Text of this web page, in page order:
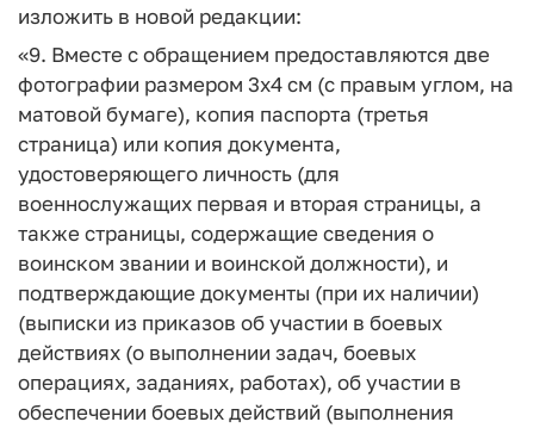
изложить в новой редакции:
«9. Вместе с обращением предоставляются две
фотографии размером 3x4 см (с правым углом, на
матовой бумаге), копия паспорта (третья
страница) или копия документа,
удостоверяющего личность (для
военнослужащих первая и вторая страницы, а
также страницы, содержащие сведения о
воинском звании и воинской должности), и
подтверждающие документы (при их наличии)
(выписки из приказов об участии в боевых
действиях (о выполнении задач, боевых
операциях, заданиях, работах), об участии в
обеспечении боевых действий (выполнения